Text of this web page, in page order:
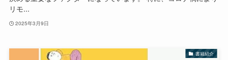
リモ...
2025年3月9日
書籍紹介